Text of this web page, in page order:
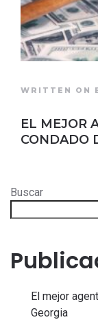
WRITTEN ON
EL MEJOR
CONDADO
Buscar
El mejor
Georgia